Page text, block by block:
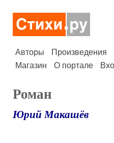
Авторы Произведения
Магазин
О портале
Роман
Юрий Макашёв